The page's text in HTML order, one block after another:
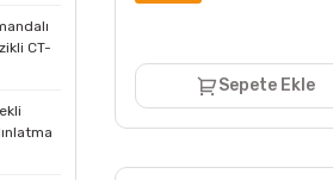
CT-
Sepete Ekle